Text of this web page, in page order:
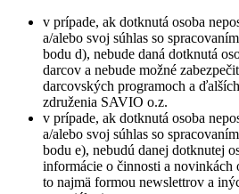
v prípade, ak dotknutá osoba
a/alebo svoj súhlas so
bodu d), nebude daná dotknutá
darcov a nebude možné
darcovských programoch a
združenia SAVIO o.z.
v prípade, ak dotknutá osoba
a/alebo svoj súhlas so
bodu e), nebudú danej dotknutej
informácie o činnosti a novinkách
to najmä formou newslettrov a